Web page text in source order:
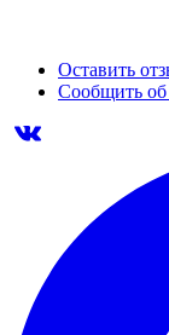
Оставить
Сообщить